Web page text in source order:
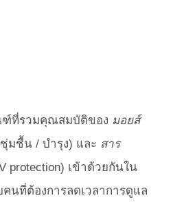
ที่รวมคุณสมบัติของ มอยส์
มชื้น / บำรุง) และ สาร
protection) เข้าด้วยกันใน
นที่ต้องการลดเวลาการดูแล